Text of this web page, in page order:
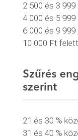
2 500 és 3
4 000 és 5
6 000 és 9
10 000 Ft felett
Szűrés
szerint
21 és 30 %
31 és 40 %